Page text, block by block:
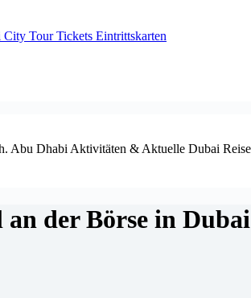
Tour Tickets Eintrittskarten
Abu Dhabi Aktivitäten & Aktuelle Dubai
der Börse in